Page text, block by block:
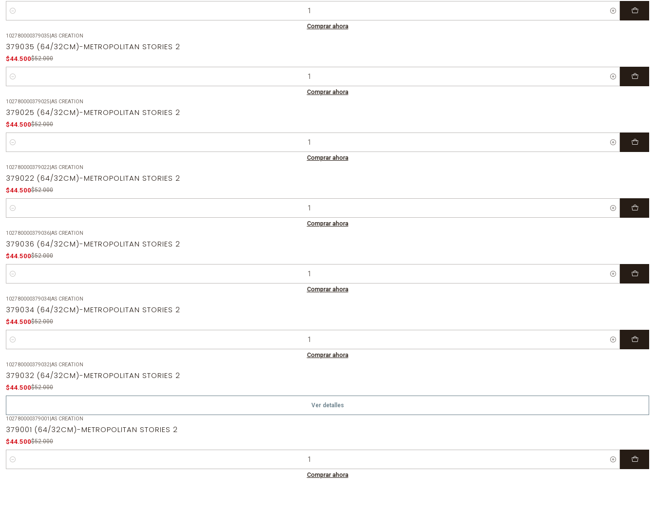
Cantidad
Comprar ahora
-14% OFF
102780000379035|AS CREATION
379035 (64/32CM)-METROPOLITAN STORIES 2
$44.500$52.000
Cantidad
Comprar ahora
-14% OFF
102780000379025|AS CREATION
379025 (64/32CM)-METROPOLITAN STORIES 2
$44.500$52.000
Cantidad
Comprar ahora
-14% OFF
102780000379022|AS CREATION
379022 (64/32CM)-METROPOLITAN STORIES 2
$44.500$52.000
Cantidad
Comprar ahora
-14% OFF
102780000379036|AS CREATION
379036 (64/32CM)-METROPOLITAN STORIES 2
$44.500$52.000
Cantidad
Comprar ahora
-14% OFF
102780000379034|AS CREATION
379034 (64/32CM)-METROPOLITAN STORIES 2
$44.500$52.000
Cantidad
Comprar ahora
-14% OFF
Agotado
102780000379032|AS CREATION
379032 (64/32CM)-METROPOLITAN STORIES 2
$44.500$52.000
Ver detalles
-14% OFF
102780000379001 |AS CREATION
379001 (64/32CM)-METROPOLITAN STORIES 2
$44.500$52.000
Cantidad
Comprar ahora